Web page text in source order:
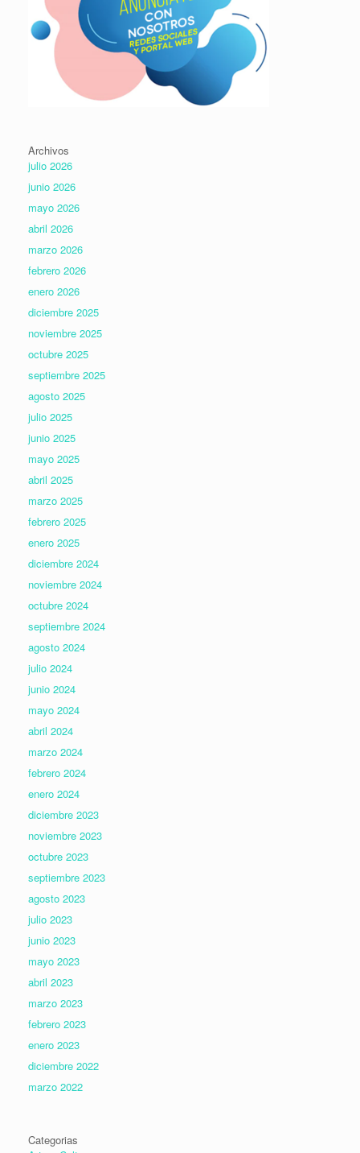
Archivos
julio 2026
junio 2026
mayo 2026
abril 2026
marzo 2026
febrero 2026
enero 2026
diciembre 2025
noviembre 2025
octubre 2025
septiembre 2025
agosto 2025
julio 2025
junio 2025
mayo 2025
abril 2025
marzo 2025
febrero 2025
enero 2025
diciembre 2024
noviembre 2024
octubre 2024
septiembre 2024
agosto 2024
julio 2024
junio 2024
mayo 2024
abril 2024
marzo 2024
febrero 2024
enero 2024
diciembre 2023
noviembre 2023
octubre 2023
septiembre 2023
agosto 2023
julio 2023
junio 2023
mayo 2023
abril 2023
marzo 2023
febrero 2023
enero 2023
diciembre 2022
marzo 2022
Categorias